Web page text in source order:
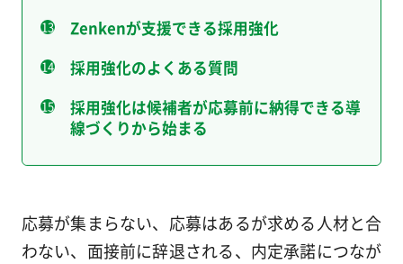
Zenkenが支援できる採用強化
採用強化のよくある質問
採用強化は候補者が応募前に納得できる導
線づくりから始まる
応募が集まらない、応募はあるが求める人材と合
わない、面接前に辞退される、内定承諾につなが